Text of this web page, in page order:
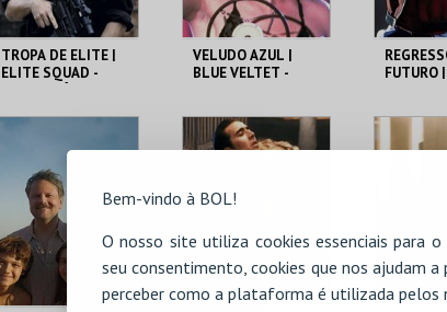
Bem-vindo à BOL!
O nosso site utiliza cookies essenciais para
seu consentimento, cookies que nos ajudam a
perceber como a plataforma é utilizada pelos
TROPA DE ELITE |
ELITE SQUAD -
MAIS INFO
COMPRAR
VELUDO AZUL |
BLUE VELTET -
CAPITÓLIO.
MAIS INFO
COMPRAR
FUTURO
CAPITÓLIO.